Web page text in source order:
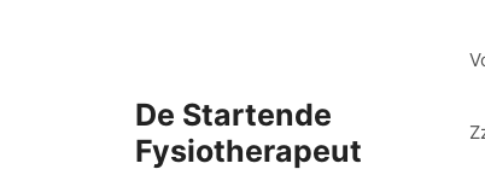
De Startende
Fysiotherapeut